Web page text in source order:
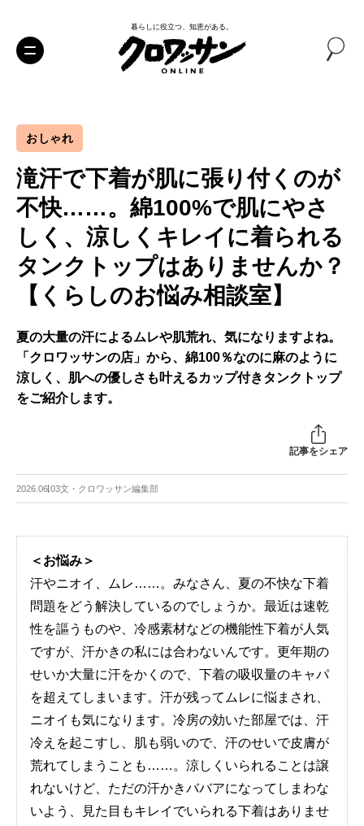
暮らしに役立つ、知恵がある。
おしゃれ
滝汗で下着が肌に張り付くのが
不快……。綿100%で肌にやさ
しく、涼しくキレイに着られる
タンクトップはありませんか？
【くらしのお悩み相談室】
夏の大量の汗によるムレや肌荒れ、気になりますよね。
「クロワッサンの店」から、綿100％なのに麻のように
涼しく、肌への優しさも叶えるカップ付きタンクトップ
をご紹介します。
記事をシェア
2026.06.03文・クロワッサン編集部
＜お悩み＞
汗やニオイ、ムレ……。みなさん、夏の不快な下着
問題をどう解決しているのでしょうか。最近は速乾
性を謳うものや、冷感素材などの機能性下着が人気
ですが、汗かきの私には合わないんです。更年期の
せいか大量に汗をかくので、下着の吸収量のキャパ
を超えてしまいます。汗が残ってムレに悩まされ、
ニオイも気になります。冷房の効いた部屋では、汗
冷えを起こすし、肌も弱いので、汗のせいで皮膚が
荒れてしまうことも……。涼しくいられることは譲
れないけど、ただの汗かきババアになってしまわな
いよう、見た目もキレイでいられる下着はありませ